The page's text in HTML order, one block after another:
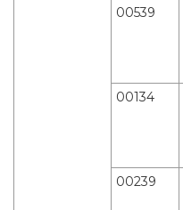
00539
00134
00239